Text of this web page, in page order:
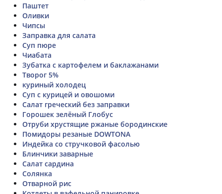
Паштет
Оливки
Чипсы
Заправка для салата
Суп пюре
Чиабата
Зубатка с картофелем и баклажанами
Творог 5%
куриный холодец
Суп с курицей и овошоми
Салат греческий без заправки
Горошек зелёный Глобус
Отруби хрустящие ржаные бородинские
Помидоры резаные DOWTONA
Индейка со стручковой фасолью
Блинчики заварные
Салат сардина
Солянка
Отварной рис